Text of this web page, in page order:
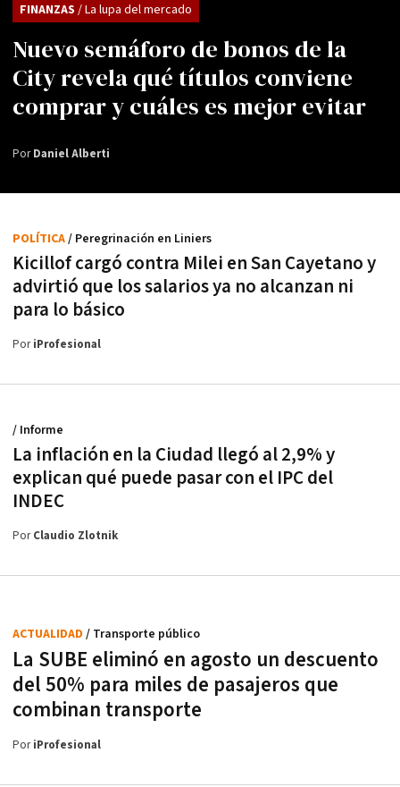
Nuevo semáforo de bonos de la
City revela qué títulos conviene
comprar y cuáles es mejor evitar
FINANZAS / La lupa del mercado
PorDaniel Alberti
Kicillof cargó contra Milei en San Cayetano y
advirtió que los salarios ya no alcanzan ni
para lo básico
POLÍTICA/ Peregrinación en Liniers
PoriProfesional
La inflación en la Ciudad llegó al 2,9% y
explican qué puede pasar con el IPC del
INDEC
/ Informe
PorClaudio Zlotnik
La SUBE eliminó en agosto un descuento
del 50% para miles de pasajeros que
combinan transporte
ACTUALIDAD / Transporte público
PoriProfesional